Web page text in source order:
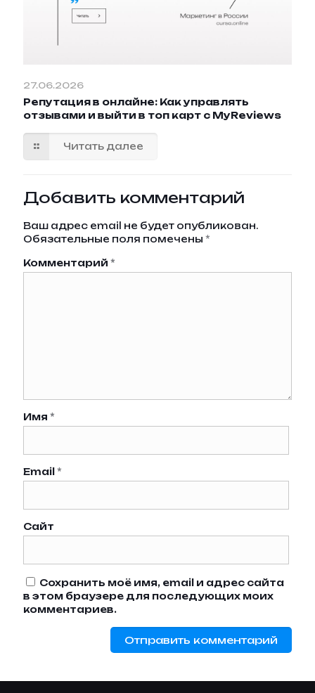
27.06.2026
Репутация в онлайне: Как управлять
отзывами и выйти в топ карт с MyReviews
Читать далее
Добавить комментарий
Ваш адрес email не будет опубликован.
Обязательные поля помечены *
Комментарий *
Имя *
Email *
Сайт
Сохранить моё имя, email и адрес сайта
в этом браузере для последующих моих
комментариев.